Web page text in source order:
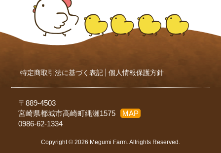
特定商取引法に基づく表記 個人情報保護方針
〒889-4503
宮崎県都城市高崎町縄瀬1575
MAP
0986-62-1334
Copyright © 2026 Megumi Farm. Allrights Reserved.